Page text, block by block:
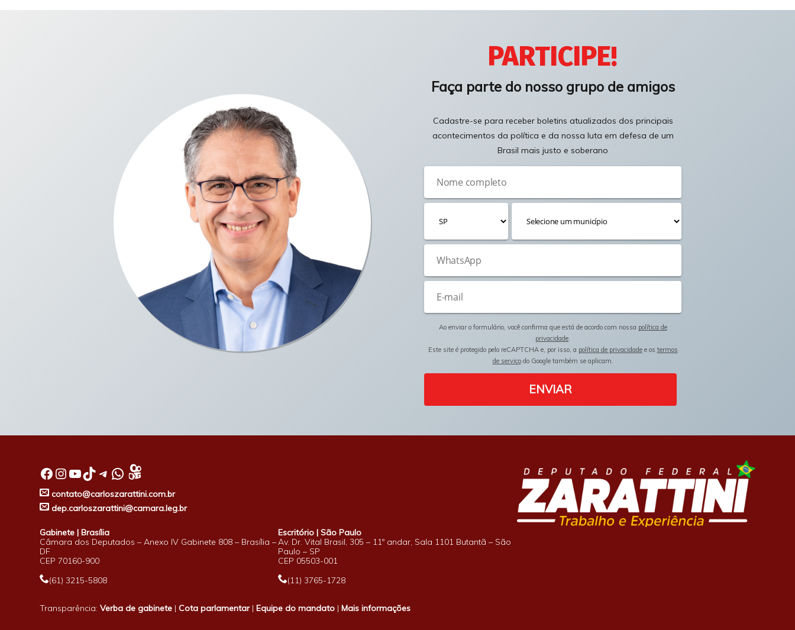
PARTICIPE!
Faça parte do nosso grupo de amigos
Cadastre-se para receber boletins atualizados dos principais
acontecimentos da política e da nossa luta em defesa de um
Brasil mais justo e soberano
Ao enviar o formulário, você confirma que está de acordo com nossa política de
privacidade
Este site é protegido pelo reCAPTCHA e, por isso, a política de privacidadee os termos
de serviçodo Google também se aplicam.
ENVIAR
Facebook InstagramYoutube TikTok Telegram WhatsApp
contato@carloszarattini.com.br
dep.carloszarattini@camara.leg.br
Gabinete | Brasília
Câmara dos Deputados – Anexo IV Gabinete 808 – Brasília –
DF
CEP 70160-900
(61) 3215-5808
Escritório | São Paulo
Av. Dr. Vital Brasil, 305 – 11º andar, Sala 1101 Butantã – São
Paulo – SP
CEP 05503-001
(11) 3765-1728
Transparência:Verba de gabinete |Cota parlamentar|Equipe do mandato |Mais informações